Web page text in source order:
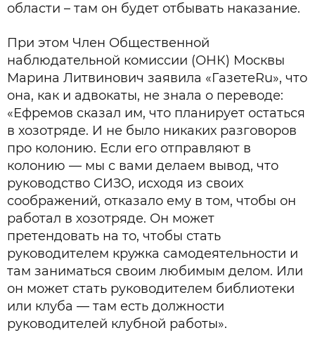
области – там он будет отбывать наказание.
При этом Член Общественной
наблюдательной комиссии (ОНК) Москвы
Марина Литвинович заявила «ГазетеRu», что
она, как и адвокаты, не знала о переводе:
«Ефремов сказал им, что планирует остаться
в хозотряде. И не было никаких разговоров
про колонию. Если его отправляют в
колонию — мы с вами делаем вывод, что
руководство СИЗО, исходя из своих
соображений, отказало ему в том, чтобы он
работал в хозотряде. Он может
претендовать на то, чтобы стать
руководителем кружка самодеятельности и
там заниматься своим любимым делом. Или
он может стать руководителем библиотеки
или клуба — там есть должности
руководителей клубной работы».